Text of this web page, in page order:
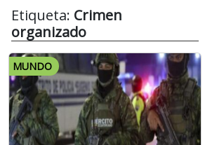
Etiqueta: Crimen
organizado
MUNDO